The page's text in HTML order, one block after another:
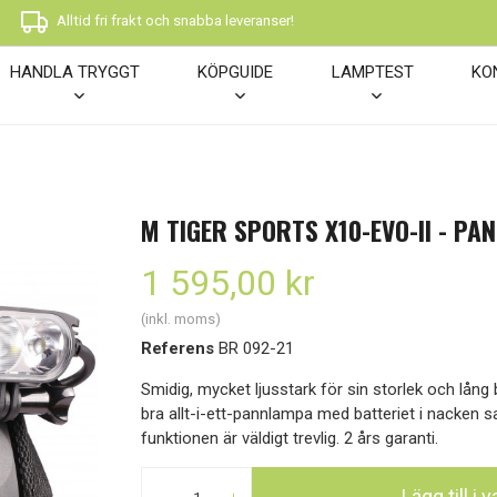
Alltid fri frakt och snabba leveranser!
HANDLA TRYGGT KÖPGUIDE LAMPTEST
M TIGER SPORTS X10-EVO-II -
1 595,00 kr
(inkl. moms)
Referens BR 092-21
Smidig, mycket ljusstark för sin storlek och lång
bra allt-i-ett-pannlampa med batteriet i nacken
funktionen är väldigt trevlig. 2 års garanti.